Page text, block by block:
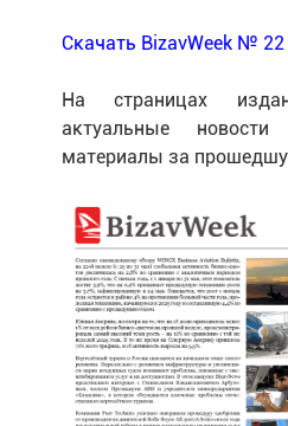
Скачать BizavWeek № 22
На страницах
актуальные
материалы за